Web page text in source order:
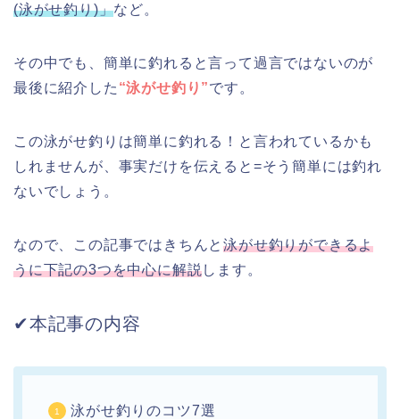
(泳がせ釣り)」など。
その中でも、簡単に釣れると言って過言ではないのが
最後に紹介した “泳がせ釣り”です。
この泳がせ釣りは簡単に釣れる！と言われているかも
しれませんが、事実だけを伝えると=そう簡単には釣れ
ないでしょう。
なので、この記事ではきちんと泳がせ釣りができるよ
うに下記の3つを中心に解説します。
✔︎本記事の内容
泳がせ釣りのコツ7選